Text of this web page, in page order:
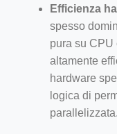
Efficienza
spesso
pura su
altamente
hardware
logica di
parallelizzata.